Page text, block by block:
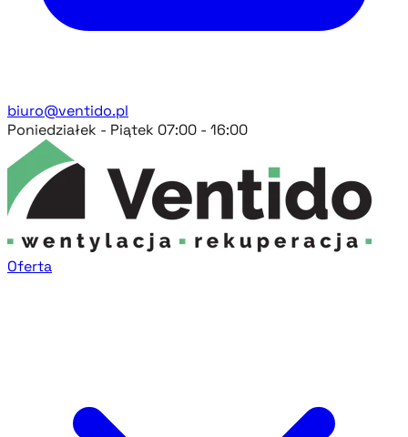
biuro@ventido.pl
Poniedziałek - Piątek 07:00 - 16:00
Oferta